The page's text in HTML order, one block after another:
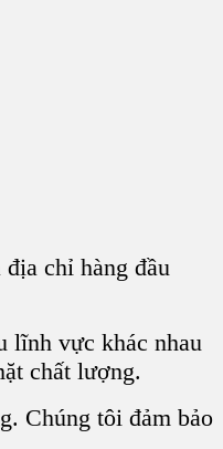
chỉ hàng đầu
lĩnh vực khác nhau
chất lượng.
Chúng tôi đảm bảo